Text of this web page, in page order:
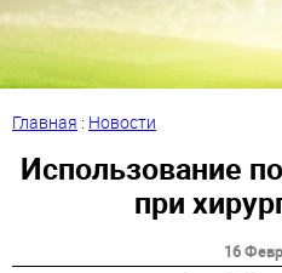
Главная : Новости
Использование
при
16